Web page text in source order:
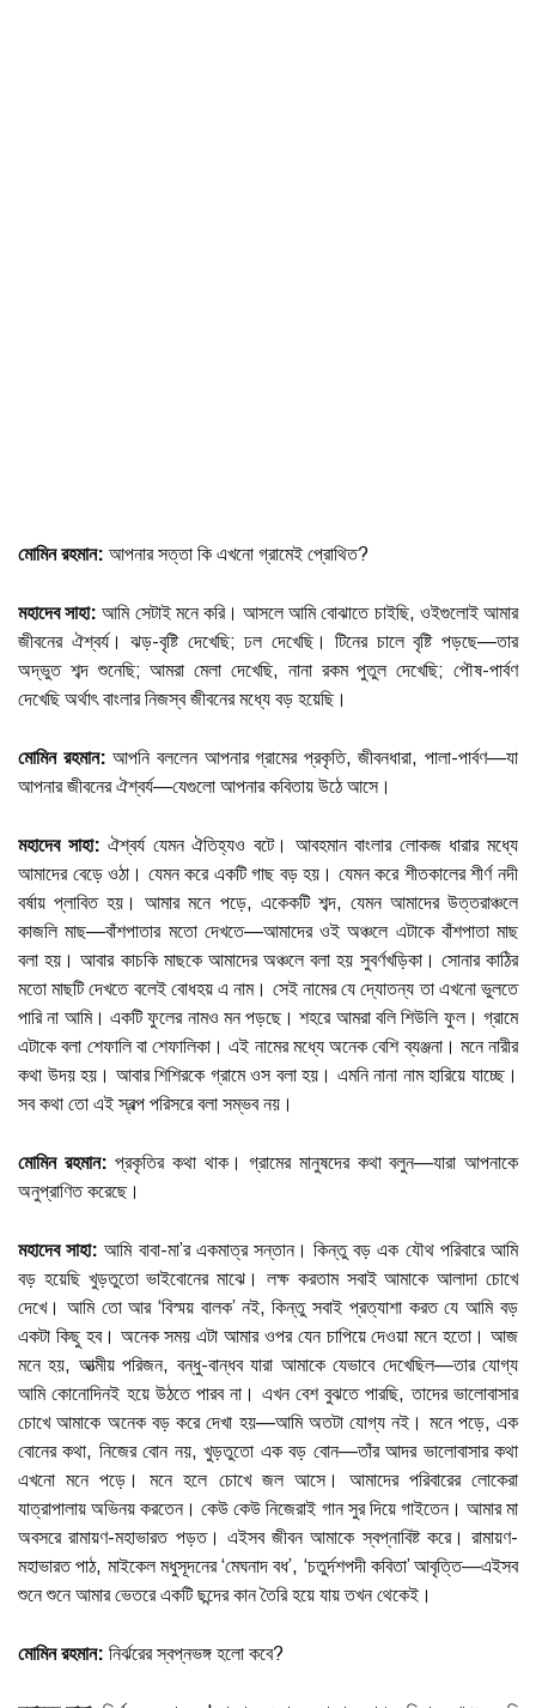
মোমিন রহমান: আপনার সত্তা কি এখনো গ্রামেই প্রোথিত?
মহাদেব সাহা:আমি সেটাই মনে করি। আসলে আমি বোঝাতে চাইছি, ওইগুলোই আমার
জীবনের ঐশ্বর্য। ঝড়-বৃষ্টি দেখেছি; ঢল দেখেছি। টিনের চালে বৃষ্টি পড়ছে—তার
অদ্ভুত শব্দ শুনেছি; আমরা মেলা দেখেছি, নানা রকম পুতুল দেখেছি; পৌষ-পার্বণ
দেখেছি অর্থাৎ বাংলার নিজস্ব জীবনের মধ্যে বড় হয়েছি।
মোমিন রহমান: আপনি বললেন আপনার গ্রামের প্রকৃতি, জীবনধারা, পালা-পার্বণ—যা
আপনার জীবনের ঐশ্বর্য—যেগুলো আপনার কবিতায় উঠে আসে।
মহাদেব সাহা: ঐশ্বর্য যেমন ঐতিহ্যও বটে। আবহমান বাংলার লোকজ ধারার মধ্যে
আমাদের বেড়ে ওঠা। যেমন করে একটি গাছ বড় হয়। যেমন করে শীতকালের শীর্ণ নদী
বর্ষায় প্লাবিত হয়। আমার মনে পড়ে, একেকটি শব্দ, যেমন আমাদের উত্তরাঞ্চলে
কাজলি মাছ—বাঁশপাতার মতো দেখতে—আমাদের ওই অঞ্চলে এটাকে বাঁশপাতা মাছ
বলা হয়। আবার কাচকি মাছকে আমাদের অঞ্চলে বলা হয় সুবর্ণখড়িকা। সোনার কাঠির
মতো মাছটি দেখতে বলেই বোধহয় এ নাম। সেই নামের যে দ্যোতন্য তা এখনো ভুলতে
পারি না আমি। একটি ফুলের নামও মন পড়ছে। শহরে আমরা বলি শিউলি ফুল। গ্রামে
এটাকে বলা শেফালি বা শেফালিকা। এই নামের মধ্যে অনেক বেশি ব্যঞ্জনা। মনে নারীর
কথা উদয় হয়। আবার শিশিরকে গ্রামে ওস বলা হয়। এমনি নানা নাম হারিয়ে যাচ্ছে।
সব কথা তো এই স্বল্প পরিসরে বলা সম্ভব নয়।
মোমিন রহমান: প্রকৃতির কথা থাক। গ্রামের মানুষদের কথা বলুন—যারা আপনাকে
অনুপ্রাণিত করেছে।
মহাদেব সাহা: আমি বাবা-মা’র একমাত্র সন্তান। কিন্তু বড় এক যৌথ পরিবারে আমি
বড় হয়েছি খুড়তুতো ভাইবোনের মাঝে। লক্ষ করতাম সবাই আমাকে আলাদা চোখে
দেখে। আমি তো আর ‘বিস্ময় বালক’ নই, কিন্তু সবাই প্রত্যাশা করত যে আমি বড়
একটা কিছু হব। অনেক সময় এটা আমার ওপর যেন চাপিয়ে দেওয়া মনে হতো। আজ
মনে হয়, আত্মীয় পরিজন, বন্ধু-বান্ধব যারা আমাকে যেভাবে দেখেছিল—তার যোগ্য
আমি কোনোদিনই হয়ে উঠতে পারব না। এখন বেশ বুঝতে পারছি, তাদের ভালোবাসার
চোখে আমাকে অনেক বড় করে দেখা হয়—আমি অতটা যোগ্য নই। মনে পড়ে, এক
বোনের কথা, নিজের বোন নয়, খুড়তুতো এক বড় বোন—তাঁর আদর ভালোবাসার কথা
এখনো মনে পড়ে। মনে হলে চোখে জল আসে। আমাদের পরিবারের লোকেরা
যাত্রাপালায় অভিনয় করতেন। কেউ কেউ নিজেরাই গান সুর দিয়ে গাইতেন। আমার মা
অবসরে রামায়ণ-মহাভারত পড়ত। এইসব জীবন আমাকে স্বপ্নাবিষ্ট করে। রামায়ণ-
মহাভারত পাঠ, মাইকেল মধুসূদনের ‘মেঘনাদ বধ’, ‘চতুর্দশপদী কবিতা’ আবৃত্তি—এইসব
শুনে শুনে আমার ভেতরে একটি ছন্দের কান তৈরি হয়ে যায় তখন থেকেই।
মোমিন রহমান: নির্ঝরের স্বপ্নভঙ্গ হলো কবে?